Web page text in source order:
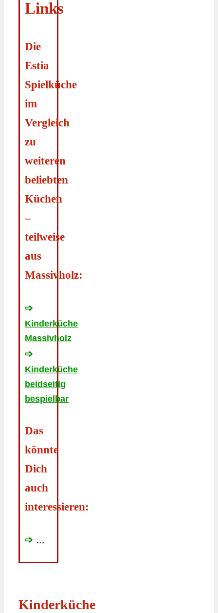
Links
Die
Estia
Spielküche
im
Vergleich
zu
weiteren
beliebten
Küchen
–
teilweise
aus
Massivholz:
➩
Kinderküche
Massivholz
➩
Kinderküche
beidseitig
bespielbar
Das
könnte
Dich
auch
interessieren:
➩ …
Kinderküche